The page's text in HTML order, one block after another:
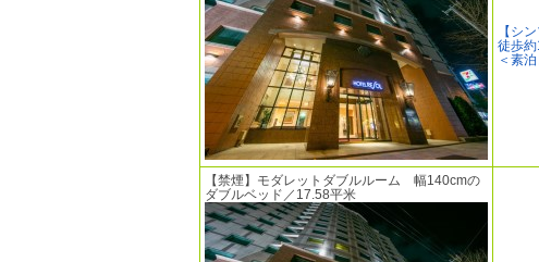
【シ
徒歩
＜素
【禁煙】モダレットダブルルーム 幅140cmの
ダブルベッド／17.58平米